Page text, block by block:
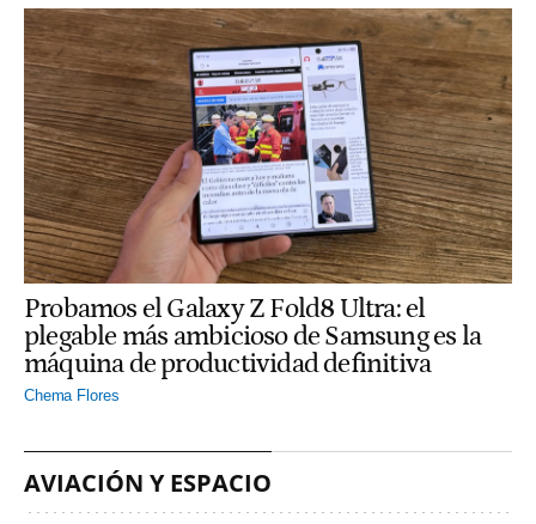
Probamos el Galaxy Z Fold8 Ultra: el
plegable más ambicioso de Samsung es la
máquina de productividad definitiva
Chema Flores
AVIACIÓN Y ESPACIO